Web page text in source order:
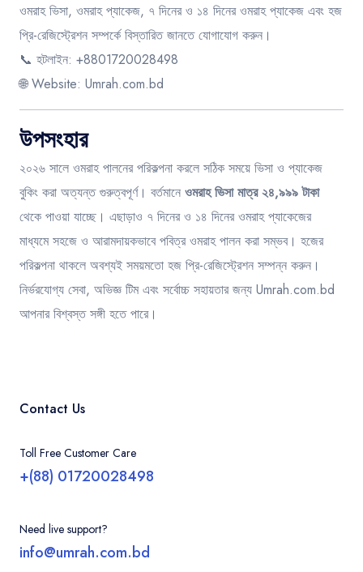
ওমরাহ ভিসা, ওমরাহ প্যাকেজ, ৭ দিনের ও ১৪ দিনের ওমরাহ প্যাকেজ এবং হজ
প্রি-রেজিস্ট্রেশন সম্পর্কে বিস্তারিত জানতে যোগাযোগ করুন।
📞 হটলাইন: +8801720028498
🌐 Website: Umrah.com.bd
উপসংহার
২০২৬ সালে ওমরাহ পালনের পরিকল্পনা করলে সঠিক সময়ে ভিসা ও প্যাকেজ
বুকিং করা অত্যন্ত গুরুত্বপূর্ণ। বর্তমানে ওমরাহ ভিসা মাত্র ২৪,৯৯৯ টাকা
থেকে পাওয়া যাচ্ছে। এছাড়াও ৭ দিনের ও ১৪ দিনের ওমরাহ প্যাকেজের
মাধ্যমে সহজে ও আরামদায়কভাবে পবিত্র ওমরাহ পালন করা সম্ভব। হজের
পরিকল্পনা থাকলে অবশ্যই সময়মতো হজ প্রি-রেজিস্ট্রেশন সম্পন্ন করুন।
নির্ভরযোগ্য সেবা, অভিজ্ঞ টিম এবং সর্বোচ্চ সহায়তার জন্য Umrah.com.bd
আপনার বিশ্বস্ত সঙ্গী হতে পারে।
Contact Us
Toll Free Customer Care
+(88) 01720028498
Need live support?
info@umrah.com.bd